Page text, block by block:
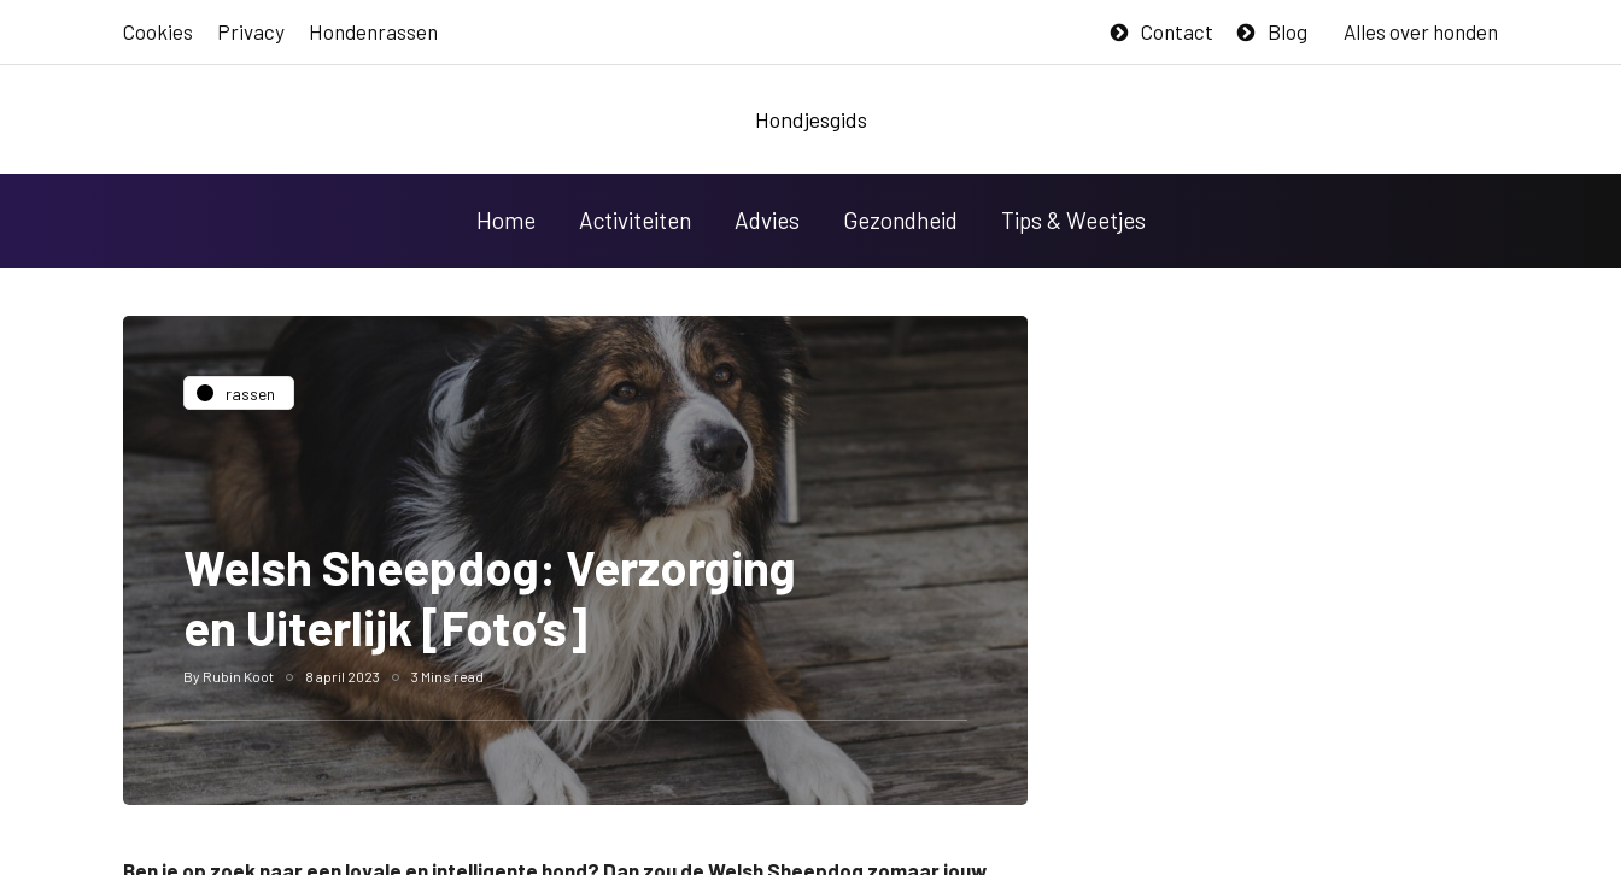
Cookies Privacy Hondenrassen Blog
Contact Alles over honden
Hondjesgids
Home Activiteiten Advies Gezondheid Tips & Weetjes
rassen
Welsh Sheepdog: Verzorging
en Uiterlijk [Foto’s]
By Rubin Koot 8 april 2023 3 Mins read
Ben je op zoek naar een loyale en intelligente hond? Dan zou de Welsh Sheepdog zomaar jouw